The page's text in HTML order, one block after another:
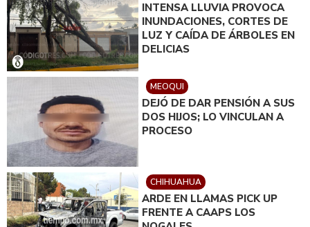
INTENSA LLUVIA PROVOCA
INUNDACIONES, CORTES DE
LUZ Y CAÍDA DE ÁRBOLES EN
DELICIAS
MEOQUI
DEJÓ DE DAR PENSIÓN A SUS
DOS HIJOS; LO VINCULAN A
PROCESO
CHIHUAHUA
ARDE EN LLAMAS PICK UP
FRENTE A CAAPS LOS